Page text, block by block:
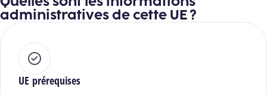
administratives de cette UE ?
UE prérequises